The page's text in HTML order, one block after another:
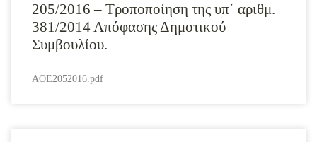
205/2016 – Τροποποίηση της υπ΄ αριθμ.
381/2014 Απόφασης Δημοτικού
Συμβουλίου.
AOE2052016.pdf